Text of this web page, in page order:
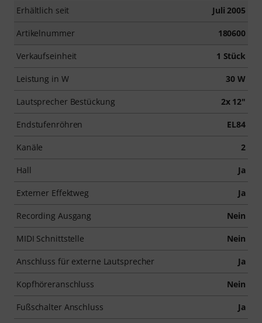
Erhältlich seit Juli 2005
Artikelnummer 180600
Verkaufseinheit 1 Stück
Leistung in W 30 W
Lautsprecher Bestückung 2x 12"
Endstufenröhren EL84
Kanäle 2
Hall Ja
Externer Effektweg Ja
Recording Ausgang Nein
MIDI Schnittstelle Nein
Anschluss für externe Lautsprecher Ja
Kopfhöreranschluss Nein
Fußschalter Anschluss Ja